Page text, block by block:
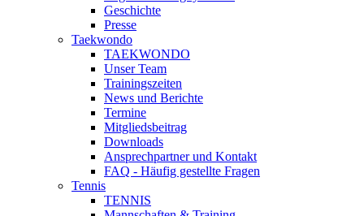
Geschichte
Presse
Taekwondo
TAEKWONDO
Unser Team
Trainingszeiten
News und Berichte
Termine
Mitgliedsbeitrag
Downloads
Ansprechpartner und Kontakt
FAQ - Häufig gestellte Fragen
Tennis
TENNIS